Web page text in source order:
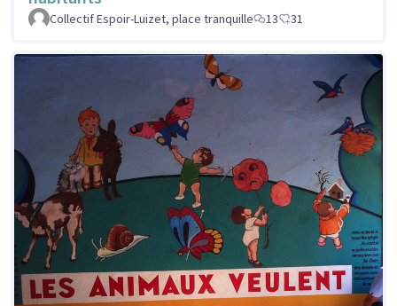
Collectif Espoir-Luizet, place tranquille 13 31